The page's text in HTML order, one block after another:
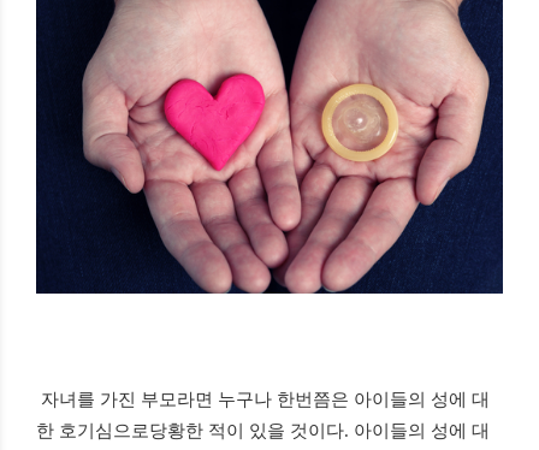
자녀를 가진 부모라면 누구나 한번쯤은 아이들의 성에 대
한 호기심으로당황한 적이 있을 것이다. 아이들의 성에 대